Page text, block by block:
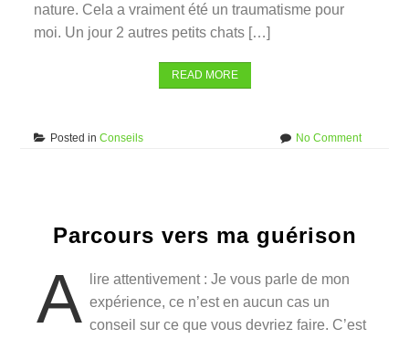
nature. Cela a vraiment été un traumatisme pour
moi. Un jour 2 autres petits chats […]
READ MORE
Posted inConseils No Commenton
Parcours vers ma guérison
A
lire attentivement : Je vous parle de mon
expérience, ce n’est en aucun cas un
conseil sur ce que vous devriez faire. C’est